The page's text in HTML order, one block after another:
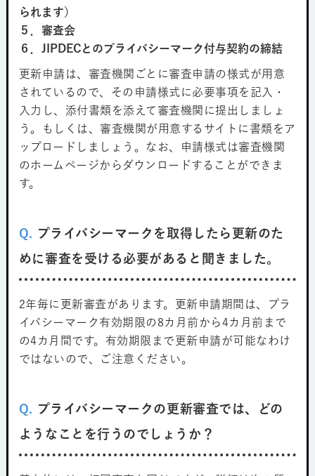
られます）
５．審査会
６．JIPDECとのプライバシーマーク付与契約の締結
更新申請は、審査機関ごとに審査申請の様式が用意
されているので、その申請様式に必要事項を記入・
入力し、添付書類を添えて審査機関に提出しましょ
う。もしくは、審査機関が用意するサイトに書類をア
ップロードしましょう。なお、申請様式は審査機関
のホームページからダウンロードすることができま
す。
Q. プライバシーマークを取得したら更新のた
めに審査を受ける必要があると聞きました。
2年毎に更新審査があります。更新申請期間は、プラ
イバシーマーク有効期限の8カ月前から4カ月前まで
の4カ月間です。有効期限まで更新申請が可能なわけ
ではないので、ご注意ください。
Q. プライバシーマークの更新審査では、どの
ようなことを行うのでしょうか？